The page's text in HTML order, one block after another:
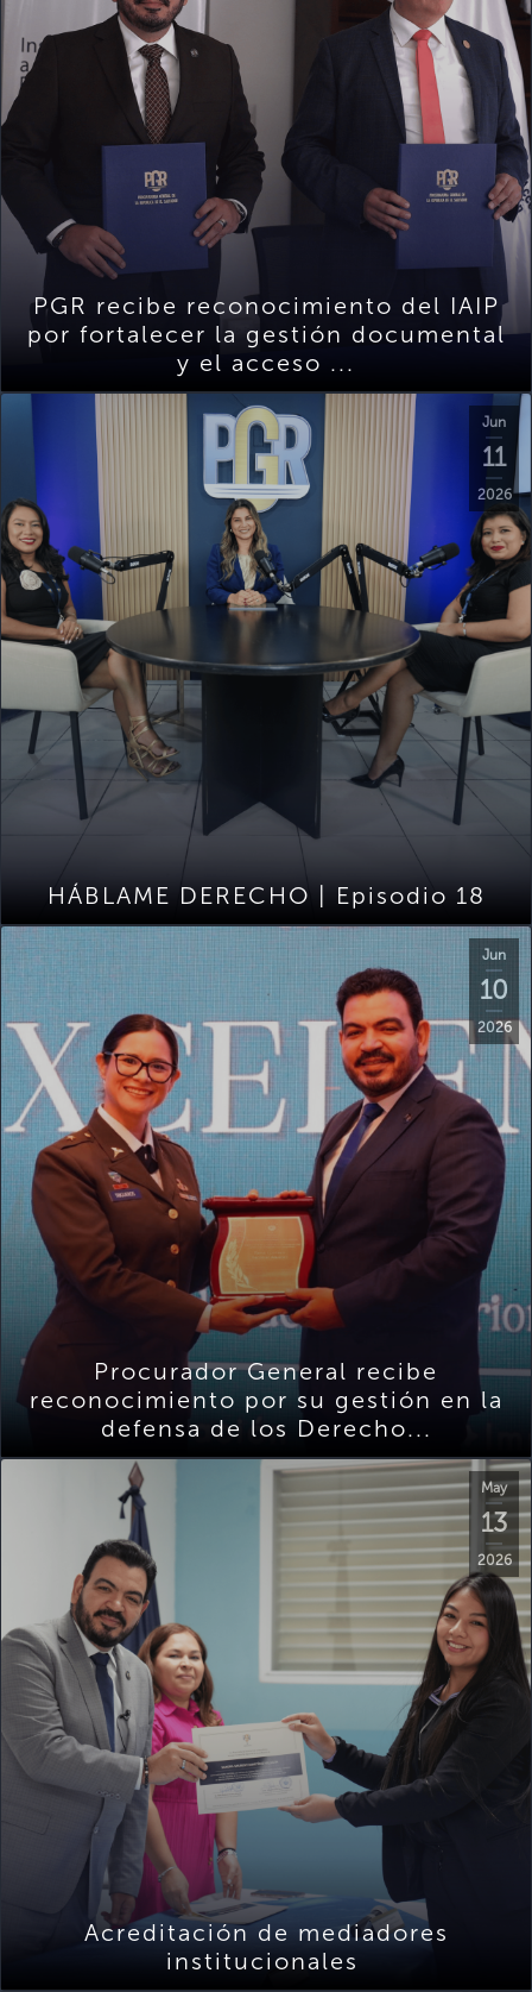
PGR recibe reconocimiento del IAIP
por fortalecer la gestión documental
y el acceso ...
Jun
11
2026
HÁBLAME DERECHO | Episodio 18
Jun
10
2026
Procurador General recibe
reconocimiento por su gestión en la
defensa de los Derecho...
May
13
2026
Acreditación de mediadores
institucionales